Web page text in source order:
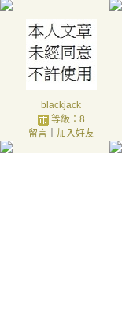
blackjack
等級：8
留言｜ 加入好友